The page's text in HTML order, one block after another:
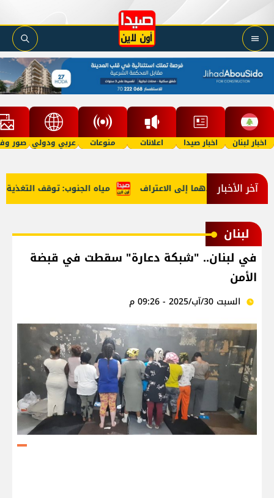
اخبار لبنان اخبار صيدا اعلانات منوعات عربي ودولي صور
آخر الأخبار مياه الجنوب: توقف التغذية عن تقودهما إلى الاعتراف
لبنان
في لبنان.. "شبكة دعارة" سقطت في قبضة
الأمن
السبت 30/آب/2025 - 09:26 م